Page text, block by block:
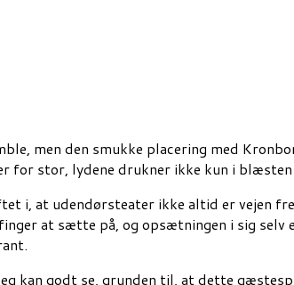
men den smukke placering med
for stor, lydene drukner ikke kun i
i, at udendørsteater ikke altid er vejen
at sætte på, og opsætningen i sig selv
godt se, grunden til, at dette